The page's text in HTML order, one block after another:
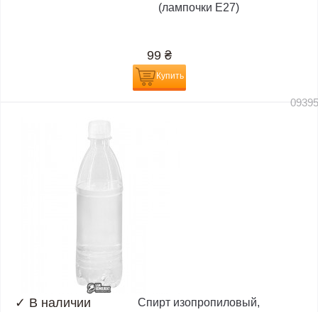
(лампочки E27)
99 ₴
Купить
✓ В наличии
Спирт изопропиловый,